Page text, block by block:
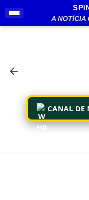
Pular
A NOTÍCIA
CANAL DE